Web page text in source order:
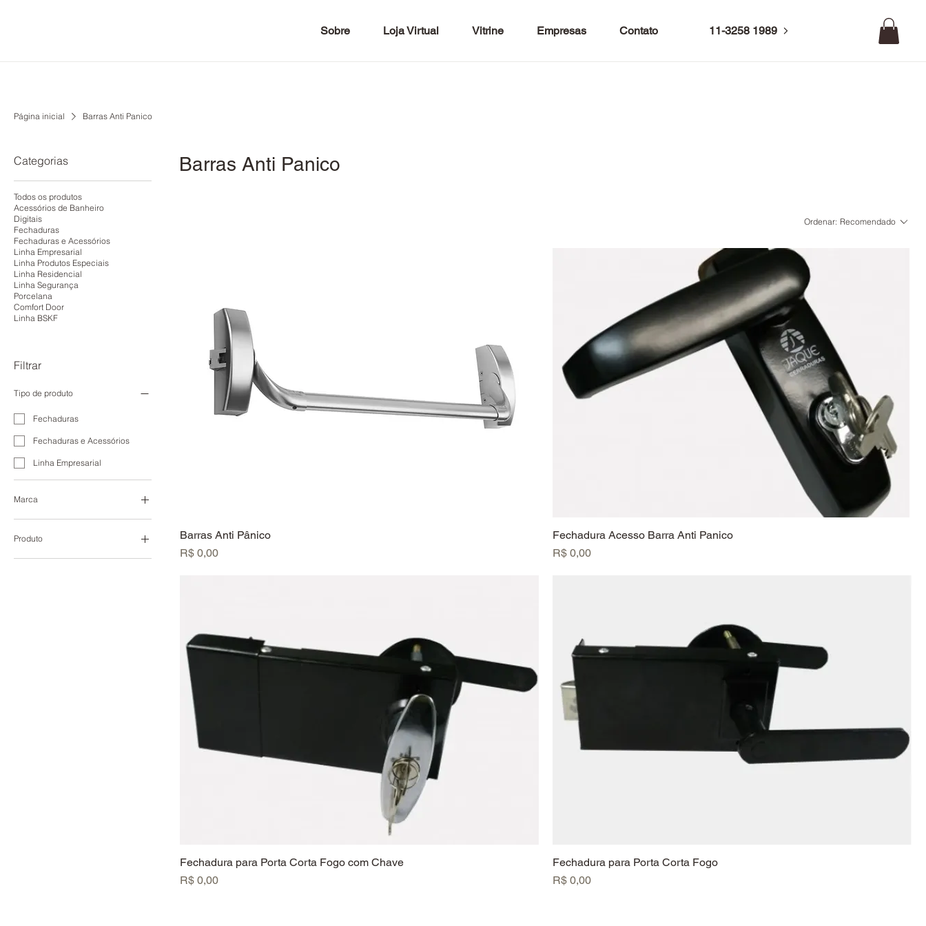
Sobre Loja Virtual Vitrine Empresas Contato 11-3258 1989
Página inicial Barras Anti Panico
Categorias
Todos os produtos
Acessórios de Banheiro
Digitais
Fechaduras
Fechaduras e Acessórios
Linha Empresarial
Linha Produtos Especiais
Linha Residencial
Linha Segurança
Porcelana
Comfort Door
Linha BSKF
Filtrar
Tipo de produto
Fechaduras
Fechaduras e Acessórios
Linha Empresarial
Marca
Produto
Barras Anti Panico
Ordenar: Recomendado
Barras Anti Pânico
Preço
R$ 0,00
Fechadura Acesso Barra Anti Panico
Preço
R$ 0,00
Fechadura para Porta Corta Fogo com Chave
Preço
R$ 0,00
Fechadura para Porta Corta Fogo
Preço
R$ 0,00